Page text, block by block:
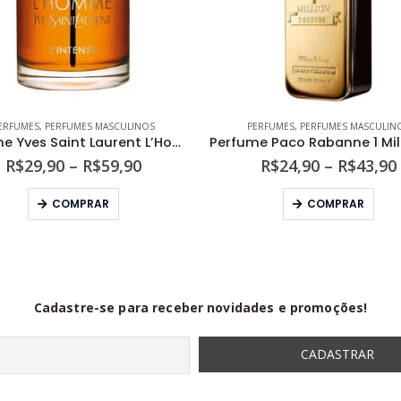
, PERFUMES MASCULINOS
Perfume Yves Saint Laurent L’Homme L’Intense Masculino Eau de Parfum
R$29,90 – R$59,90Faixa
COMPRAR
Este produto tem várias variantes. As opções podem ser escolhidas na página do produto
PERFUMES, PERFUMES
R$24,90 – R$43,90
COMPRAR
Este produto tem várias variantes. As opções podem ser
Cadastre-se para receber novidades e promoções!